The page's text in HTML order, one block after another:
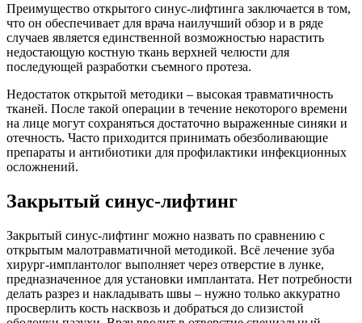
Преимущество открытого синус-лифтинга заключается в том,
что он обеспечивает для врача наилучший обзор и в ряде
случаев является единственной возможностью нарастить
недостающую костную ткань верхней челюсти для
последующей разработки съемного протеза.
Недостаток открытой методики – высокая травматичность
тканей. После такой операции в течение некоторого времени
на лице могут сохраняться достаточно выраженные синяки и
отечность. Часто приходится принимать обезболивающие
препараты и антибиотики для профилактики инфекционных
осложнений.
Закрытый синус-лифтинг
Закрытый синус-лифтинг можно назвать по сравнению с
открытым малотравматичной методикой. Всё лечение зуба
хирург-имплантолог выполняет через отверстие в лунке,
предназначенное для установки имплантата. Нет потребности
делать разрез и накладывать швы – нужно только аккуратно
просверлить кость насквозь и добраться до слизистой